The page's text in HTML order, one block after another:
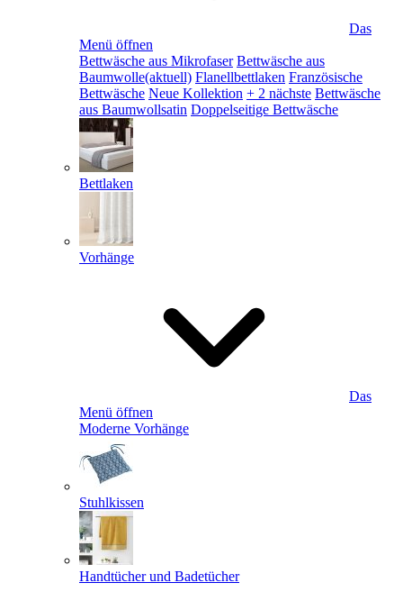
Das
Menü öffnen
Bettwäsche aus Mikrofaser Bettwäsche aus
Baumwolle(aktuell) Flanellbettlaken Französische
Bettwäsche Neue Kollektion + 2 nächste Bettwäsche
aus Baumwollsatin Doppelseitige Bettwäsche
Bettlaken
Vorhänge
Das
Menü öffnen
Moderne Vorhänge
Stuhlkissen
Handtücher und Badetücher